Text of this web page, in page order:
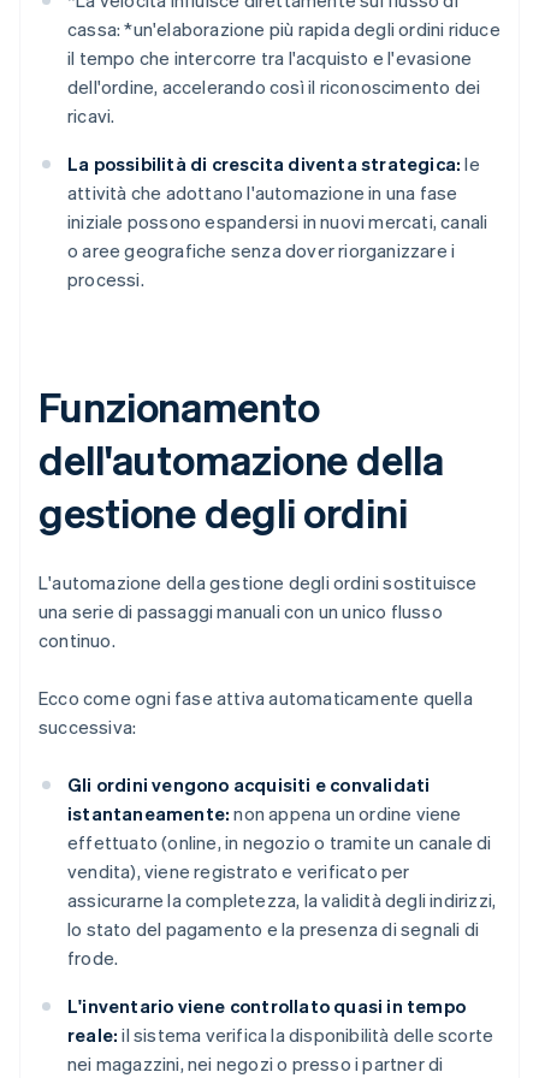
cassa: *un'elaborazione più rapida degli ordini riduce
il tempo che intercorre tra l'acquisto e l'evasione
dell'ordine, accelerando così il riconoscimento dei
ricavi.
La possibilità di crescita diventa strategica: le
attività che adottano l'automazione in una fase
iniziale possono espandersi in nuovi mercati, canali
o aree geografiche senza dover riorganizzare i
processi.
Funzionamento
dell'automazione della
gestione degli ordini
L'automazione della gestione degli ordini sostituisce
una serie di passaggi manuali con un unico flusso
continuo.
Ecco come ogni fase attiva automaticamente quella
successiva:
Gli ordini vengono acquisiti e convalidati
istantaneamente: non appena un ordine viene
effettuato (online, in negozio o tramite un canale di
vendita), viene registrato e verificato per
assicurarne la completezza, la validità degli indirizzi,
lo stato del pagamento e la presenza di segnali di
frode.
L'inventario viene controllato quasi in tempo
reale: il sistema verifica la disponibilità delle scorte
nei magazzini, nei negozi o presso i partner di